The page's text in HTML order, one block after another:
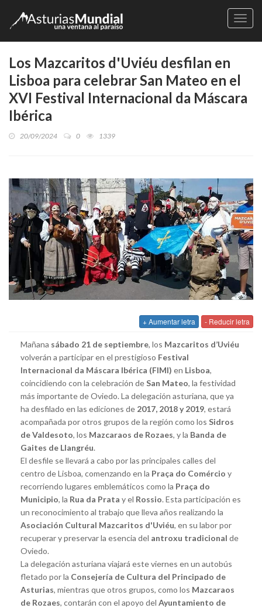
Los Mazcaritos d'Uviéu desfilan en
Lisboa para celebrar San Mateo en el
XVI Festival Internacional da Máscara
Ibérica
20/09/2024 0 1339
+ Aumentar letra - Reducir letra
Mañana sábado 21 de septiembre, los Mazcaritos d’Uviéu
volverán a participar en el prestigioso Festival
Internacional da Máscara Ibérica (FIMI) en Lisboa,
coincidiendo con la celebración deSan Mateo, la festividad
más importante de Oviedo. La delegación asturiana, que ya
ha desfilado en las ediciones de 2017, 2018 y 2019, estará
acompañada por otros grupos de la región como los Sidros
de Valdesoto, los Mazcaraos de Rozaes, y la Banda de
Gaites de Llangréu.
El desfile se llevará a cabo por las principales calles del
centro de Lisboa, comenzando en la Praça do Comércio y
recorriendo lugares emblemáticos como la Praça do
Municipio, la Rua da Prata y el Rossio. Esta participación es
un reconocimiento al trabajo que lleva años realizando la
Asociación Cultural Mazcaritos d'Uviéu, en su labor por
recuperar y preservar la esencia del antroxu tradicional de
Oviedo.
La delegación asturiana viajará este viernes en un autobús
fletado por la Consejería de Cultura del Principado de
Asturias, mientras que otros grupos, como los Mazcaraos
de Rozaes, contarán con el apoyo del Ayuntamiento de